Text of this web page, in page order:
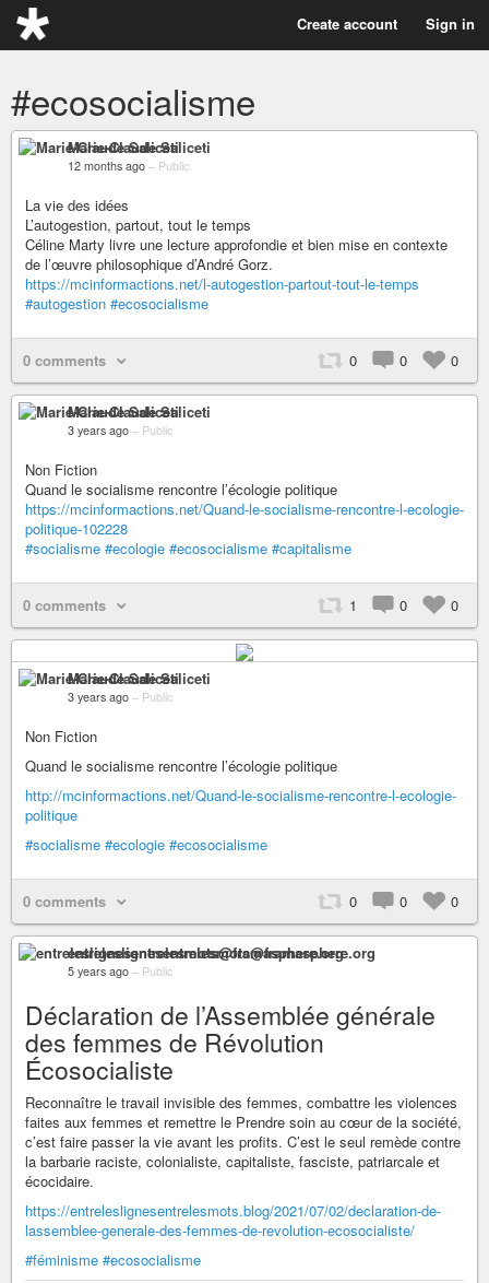
Create account Sign in
#ecosocialisme
Marie-Claude Saliceti
12 months ago – Public
La vie des idées
L’autogestion, partout, tout le temps
Céline Marty livre une lecture approfondie et bien mise en contexte
de l’œuvre philosophique d’André Gorz.
https://mcinformactions.net/l-autogestion-partout-tout-le-temps
#autogestion #ecosocialisme
0 comments 0 0 0
Marie-Claude Saliceti
3 years ago – Public
Non Fiction
Quand le socialisme rencontre l’écologie politique
https://mcinformactions.net/Quand-le-socialisme-rencontre-l-ecologie-
politique-102228
#socialisme #ecologie #ecosocialisme #capitalisme
0 comments 1 0 0
Marie-Claude Saliceti
3 years ago – Public
Non Fiction
Quand le socialisme rencontre l’écologie politique
http://mcinformactions.net/Quand-le-socialisme-rencontre-l-ecologie-
politique
#socialisme #ecologie #ecosocialisme
0 comments 0 0 0
entreleslignesentrelesmots@framasphere.org
5 years ago – Public
Déclaration de l’Assemblée générale
des femmes de Révolution
Écosocialiste
Reconnaître le travail invisible des femmes, combattre les violences
faites aux femmes et remettre le Prendre soin au cœur de la société,
c’est faire passer la vie avant les profits. C’est le seul remède contre
la barbarie raciste, colonialiste, capitaliste, fasciste, patriarcale et
écocidaire.
https://entreleslignesentrelesmots.blog/2021/07/02/declaration-de-
lassemblee-generale-des-femmes-de-revolution-ecosocialiste/
#féminisme #ecosocialisme